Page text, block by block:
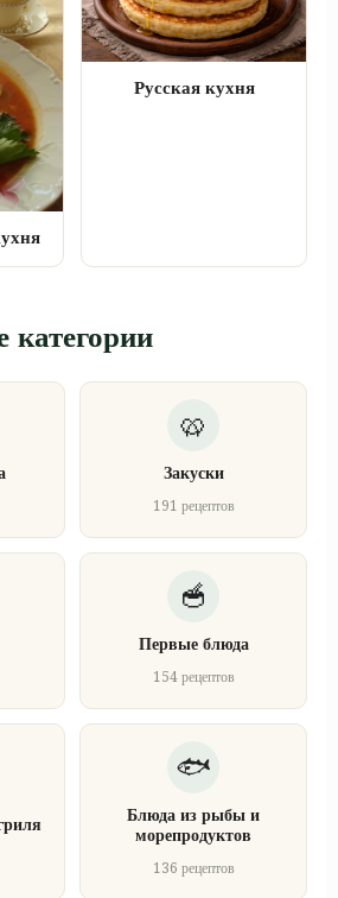
Русская кухня
Закуски
191 рецептов
Первые блюда
154 рецептов
Блюда из рыбы и
морепродуктов
136 рецептов